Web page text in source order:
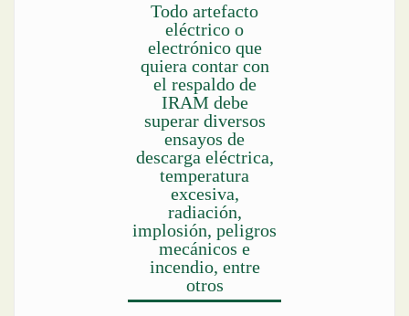
Todo artefacto
eléctrico o
electrónico que
quiera contar con
el respaldo de
IRAM debe
superar diversos
ensayos de
descarga eléctrica,
temperatura
excesiva,
radiación,
implosión, peligros
mecánicos e
incendio, entre
otros